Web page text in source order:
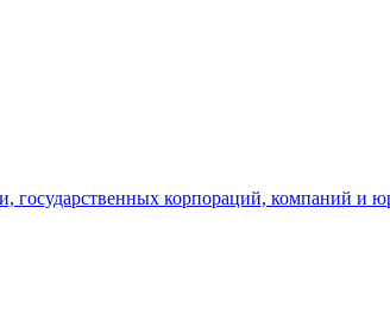
корпораций, компаний и